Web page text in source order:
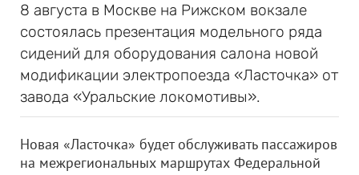
8 августа в Москве на Рижском вокзале
состоялась презентация модельного ряда
сидений для оборудования салона новой
модификации электропоезда «Ласточка» от
завода «Уральские локомотивы».
Новая «Ласточка» будет обслуживать пассажиров
на межрегиональных маршрутах Федеральной